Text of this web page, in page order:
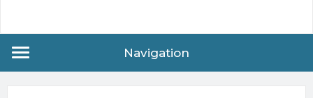
Navigation